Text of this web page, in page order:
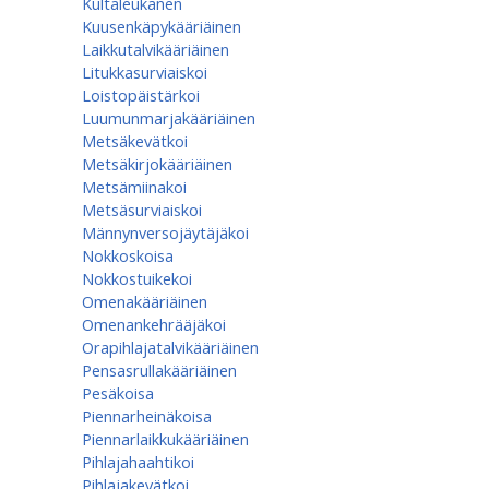
Kuusenkäpykääriäinen
Laikkutalvikääriäinen
Litukkasurviaiskoi
Loistopäistärkoi
Luumunmarjakääriäinen
Metsäkevätkoi
Metsäkirjokääriäinen
Metsämiinakoi
Metsäsurviaiskoi
Männynversojäytäjäkoi
Nokkoskoisa
Nokkostuikekoi
Omenakääriäinen
Omenan­kehrääjä­koi
Orapihlajatalvikääriäinen
Pensasrullakääriäinen
Pesäkoisa
Piennarheinäkoisa
Piennarlaikkukääriäinen
Pihlajahaahtikoi
Pihlajakevätkoi